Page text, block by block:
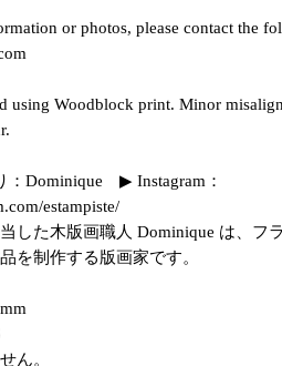
or photos, please contact the
using Woodblock print. Minor
：Dominique ▶ Instagram：
estampiste/
した木版画職人 Dominique は、フ
を制作する版画家です。
ん。